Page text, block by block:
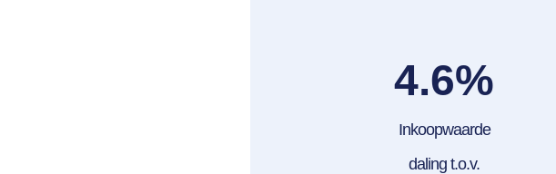
4.6%
Inkoopwaarde
daling t.o.v.